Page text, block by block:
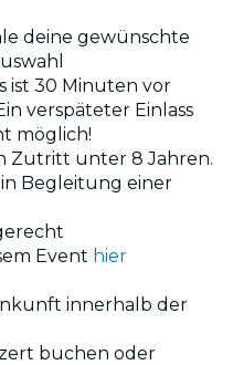
deine gewünschte
ist 30 Minuten vor
verspäteter Einlass
möglich!
Zutritt unter 8 Jahren.
Begleitung einer
Event hier
innerhalb der
buchen oder